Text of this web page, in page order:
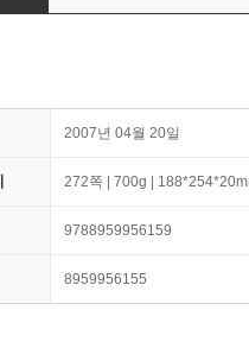
2007년 04월 20일
272쪽 | 700g |
9788959956159
8959956155